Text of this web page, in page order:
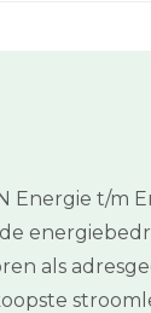
Energie t/m
als